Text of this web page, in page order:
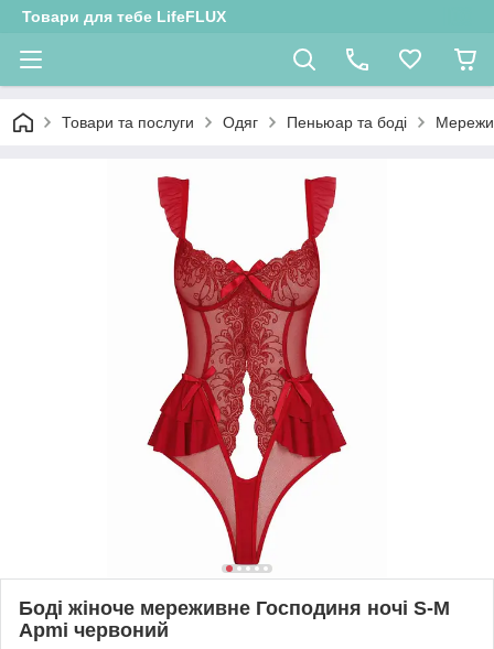
Товари для тебе LifeFLUX
Товари та послуги Одяг Пеньюар та боді
Боді жіноче мереживне Господиня ночі S-M
Apmi червоний